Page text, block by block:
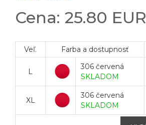
Cena: 25.80 EUR
Veľ. Farba a dostupnosť
L
306 červená
SKLADOM
XL
306 červená
SKLADOM